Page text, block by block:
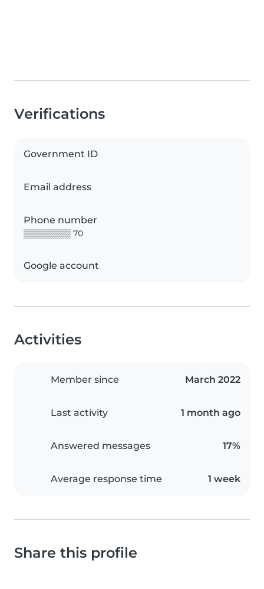
Verifications
Government ID
Email address
Phone number
▒▒▒▒▒▒▒▒ 70
Google account
Activities
Member since March 2022
Last activity 1 month ago
Answered messages 17%
Average response time 1 week
Share this profile